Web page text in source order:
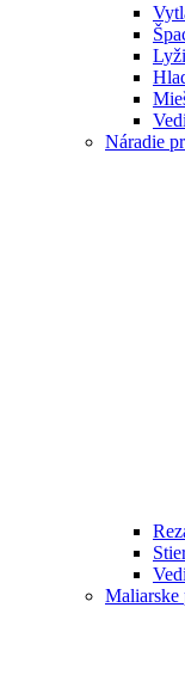
Náradie
Maliarske